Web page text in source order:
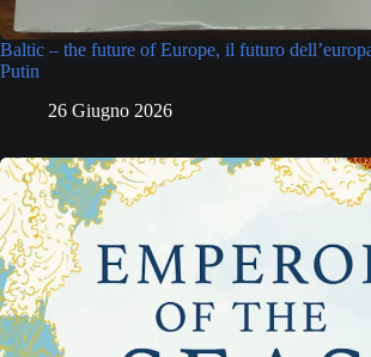
Baltic – the future of Europe, il futuro
Putin
26 Giugno 2026